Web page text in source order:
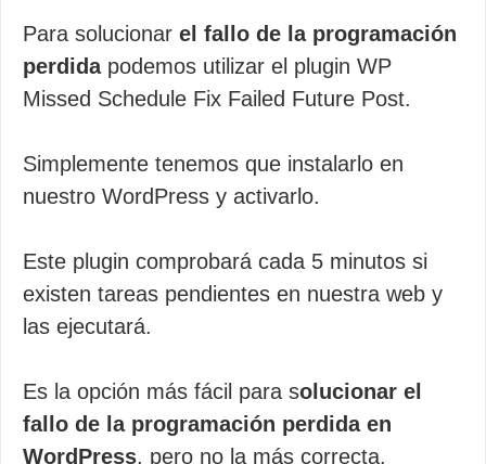
Para solucionar el fallo de la programación
perdidapodemos utilizar el plugin WP
Missed Schedule Fix Failed Future Post.
Simplemente tenemos que instalarlo en
nuestro WordPress y activarlo.
Este plugin comprobará cada 5 minutos si
existen tareas pendientes en nuestra web y
las ejecutará.
Es la opción más fácil para solucionar el
fallo de la programación perdida en
WordPress, pero no la más correcta.